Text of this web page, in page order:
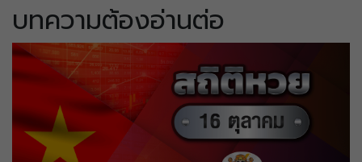
บทความต้องอ่านต่อ